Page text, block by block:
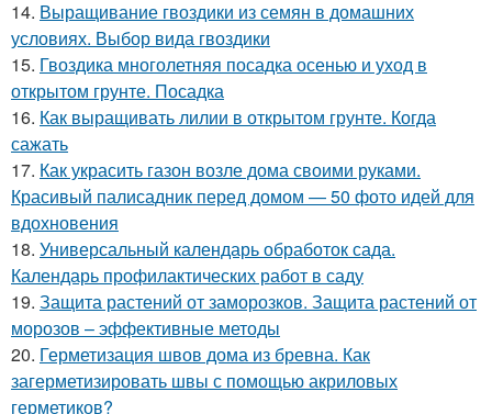
14. Выращивание гвоздики из семян в домашних
условиях. Выбор вида гвоздики
15. Гвоздика многолетняя посадка осенью и уход в
открытом грунте. Посадка
16. Как выращивать лилии в открытом грунте. Когда
сажать
17. Как украсить газон возле дома своими руками.
Красивый палисадник перед домом — 50 фото идей для
вдохновения
18. Универсальный календарь обработок сада.
Календарь профилактических работ в саду
19. Защита растений от заморозков. Защита растений от
морозов – эффективные методы
20. Герметизация швов дома из бревна. Как
загерметизировать швы с помощью акриловых
герметиков?